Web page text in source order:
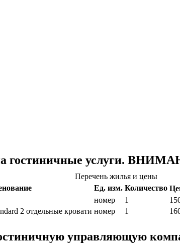
гостиничные услуги.
Перечень жилья и цены
Ед. изм. Количество
номер 1
2 отдельные кровати номер 1
управляющую